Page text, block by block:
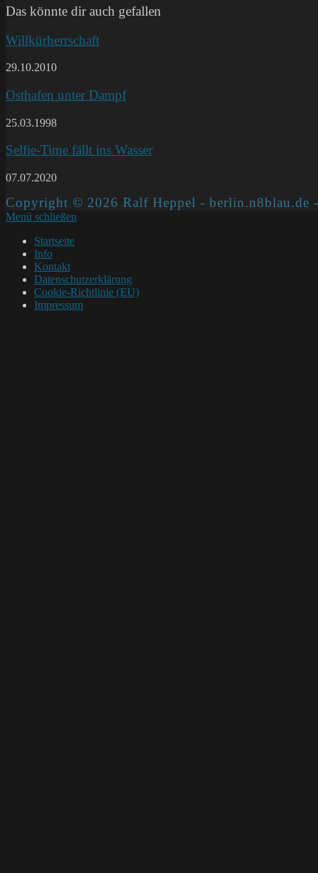
Das könnte dir auch gefallen
Willkürherrschaft
29.10.2010
Osthafen unter Dampf
25.03.1998
Selfie-Time fällt ins Wasser
07.07.2020
Copyright © 2026 Ralf Heppel - berlin.n8blau.de
Menü schließen
Startseite
Info
Kontakt
Datenschutzerklärung
Cookie-Richtlinie (EU)
Impressum